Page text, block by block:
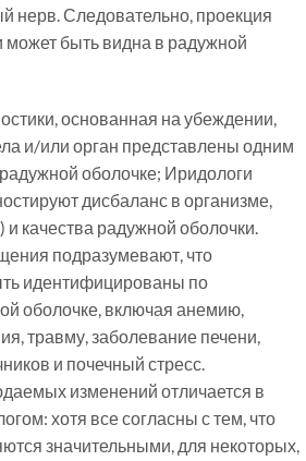
нерв. Следовательно, проекция
может быть видна в радужной
основанная на убеждении,
и/или орган представлены одним
оболочке; Иридологи
дисбаланс в организме,
качества радужной оболочки.
подразумевают, что
идентифицированы по
оболочке, включая анемию,
травму, заболевание печени,
и почечный стресс.
изменений отличается в
хотя все согласны с тем, что
значительными, для некоторых,